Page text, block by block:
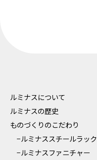
ルミナスについて
ルミナスの歴史
ものづくりのこだわり
−ルミナススチールラック
−ルミナスファニチャー